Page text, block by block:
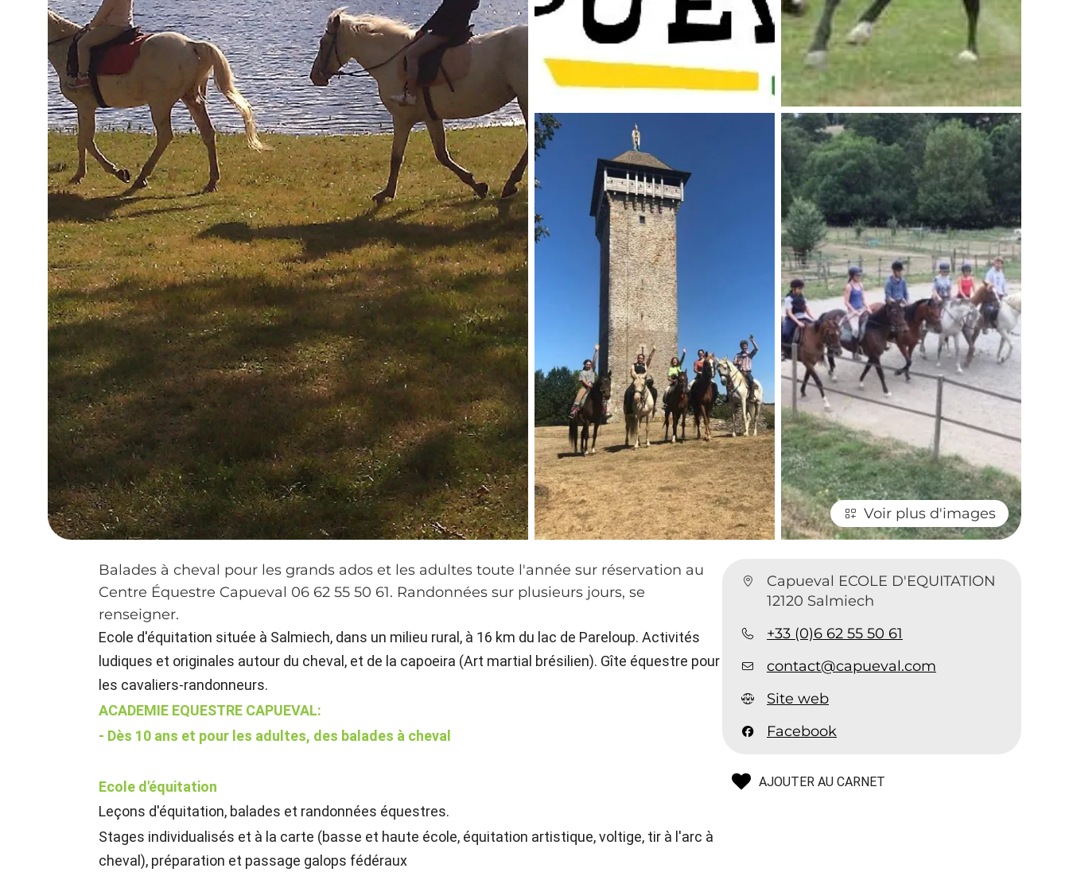
Voir plus d'images
Capueval ECOLE D'EQUITATION
12120 Salmiech
+33 (0)6 62 55 50 61
contact@capueval.com
Site web
Facebook
AJOUTER AU CARNET
Balades à cheval pour les grands ados et les adultes toute l'année sur réservation au
Centre Équestre Capueval 06 62 55 50 61. Randonnées sur plusieurs jours, se
renseigner.
Ecole d'équitation située à Salmiech, dans un milieu rural, à 16 km du lac de Pareloup. Activités
ludiques et originales autour du cheval, et de la capoeira (Art martial brésilien). Gîte équestre pour
les cavaliers-randonneurs.
ACADEMIE EQUESTRE CAPUEVAL:
- Dès 10 ans et pour les adultes, des balades à cheval
Ecole d'équitation
Leçons d'équitation, balades et randonnées équestres.
Stages individualisés et à la carte (basse et haute école, équitation artistique, voltige, tir à l'arc à
cheval), préparation et passage galops fédéraux